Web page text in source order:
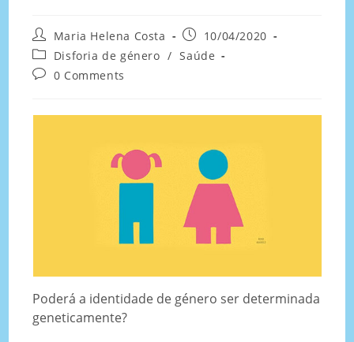
Maria Helena Costa
10/04/2020
Disforia de género / Saúde
0 Comments
Poderá a identidade de género ser determinada
geneticamente?